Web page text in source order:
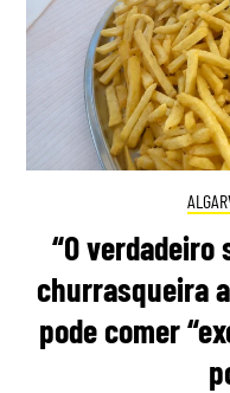
“O verdadeiro
churrasqueira
pode comer